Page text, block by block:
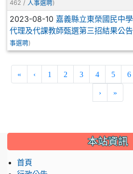
462 / 人事選聘)
2023-08-10 嘉義縣立東榮國民中
代理及代課教師甄選第三招結果公告
事選聘)
« ‹ 1 2 3 4 5 6
› »
::: 本站資訊
首頁